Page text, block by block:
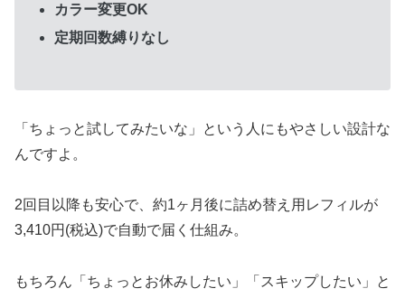
カラー変更OK
定期回数縛りなし
「ちょっと試してみたいな」という人にもやさしい設計な
んですよ。
2回目以降も安心で、約1ヶ月後に詰め替え用レフィルが
3,410円(税込)で自動で届く仕組み。
もちろん「ちょっとお休みしたい」「スキップしたい」と